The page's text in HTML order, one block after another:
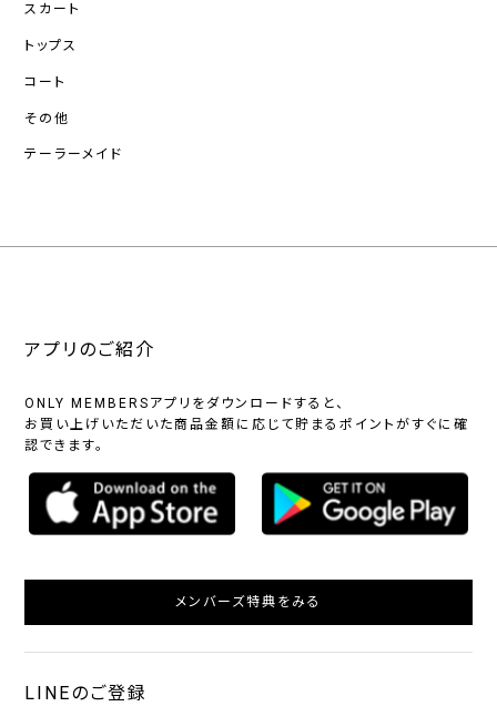
スカート
トップス
コート
その他
テーラーメイド
アプリのご紹介
ONLY MEMBERSアプリをダウンロードすると、
お買い上げいただいた商品金額に応じて貯まるポイントがすぐに確
認できます。
メンバーズ特典をみる
LINEのご登録